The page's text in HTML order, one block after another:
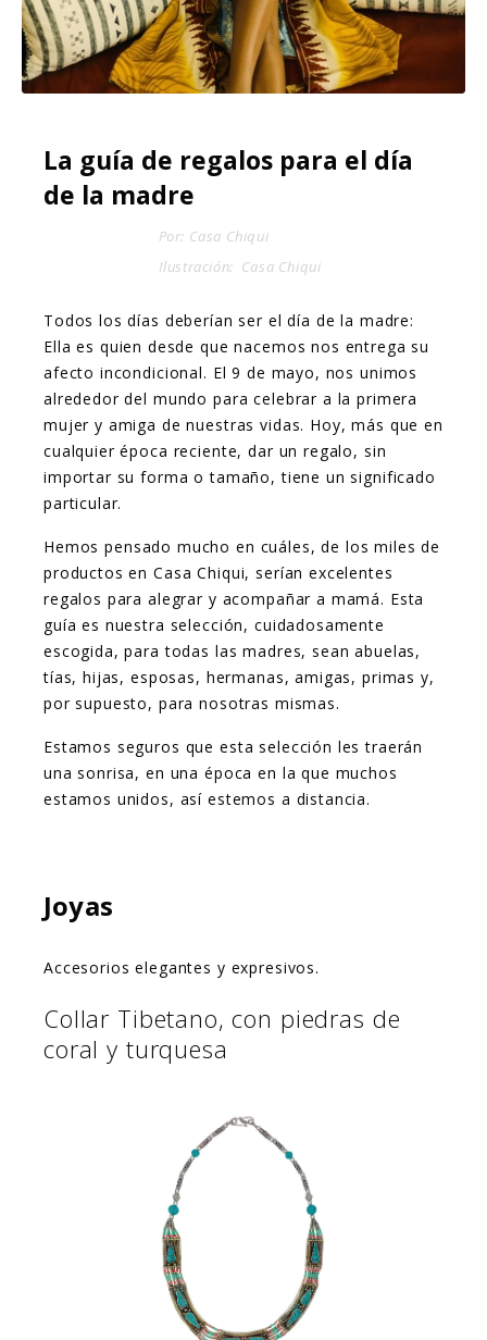
La guía de regalos para el día
de la madre
Por: Casa Chiqui
Ilustración: Casa Chiqui
Todos los días deberían ser el día de la madre:
Ella es quien desde que nacemos nos entrega su
afecto incondicional. El 9 de mayo, nos unimos
alrededor del mundo para celebrar a la primera
mujer y amiga de nuestras vidas. Hoy, más que en
cualquier época reciente, dar un regalo, sin
importar su forma o tamaño, tiene un significado
particular.
Hemos pensado mucho en cuáles, de los miles de
productos en Casa Chiqui, serían excelentes
regalos para alegrar y acompañar a mamá. Esta
guía es nuestra selección, cuidadosamente
escogida, para todas las madres, sean abuelas,
tías, hijas, esposas, hermanas, amigas, primas y,
por supuesto, para nosotras mismas.
Estamos seguros que esta selección les traerán
una sonrisa, en una época en la que muchos
estamos unidos, así estemos a distancia.
Joyas
Accesorios elegantes y expresivos.
Collar Tibetano, con piedras de
coral y turquesa